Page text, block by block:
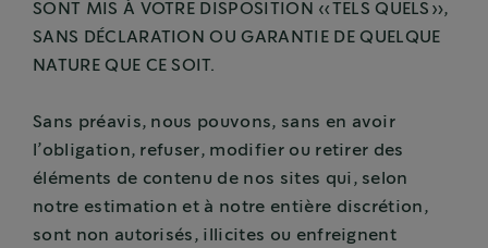
SONT MIS À VOTRE DISPOSITION «TELS QUELS»,
SANS DÉCLARATION OU GARANTIE DE QUELQUE
NATURE QUE CE SOIT.
Sans préavis, nous pouvons, sans en avoir
l’obligation, refuser, modifier ou retirer des
éléments de contenu de nos sites qui, selon
notre estimation et à notre entière discrétion,
sont non autorisés, illicites ou enfreignent